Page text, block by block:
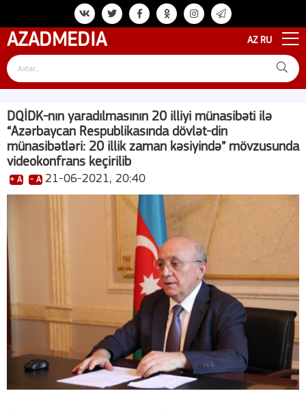
AZADMEDIA AZ RU
DQİDK-nın yaradılmasının 20 illiyi münasibəti ilə
“Azərbaycan Respublikasında dövlət-din
münasibətləri: 20 illik zaman kəsiyində” mövzusunda
videokonfrans keçirilib
+ A - A 21-06-2021, 20:40